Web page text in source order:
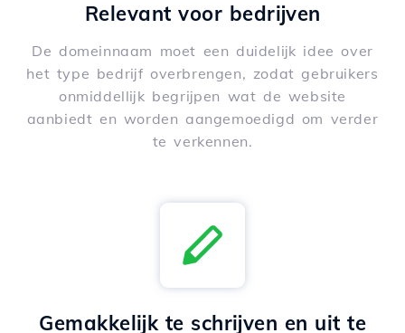
Relevant voor bedrijven
De domeinnaam moet een duidelijk idee over
het type bedrijf overbrengen, zodat gebruikers
onmiddellijk begrijpen wat de website
aanbiedt en worden aangemoedigd om verder
te verkennen.
Gemakkelijk te schrijven en uit te